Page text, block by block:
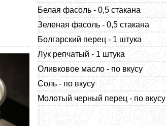
Белая фасоль - 0,5 стакана
Зеленая фасоль - 0,5 стакана
Болгарский перец - 1 штука
Лук репчатый - 1 штука
Оливковое масло - по вкусу
Соль - по вкусу
Молотый черный перец - по вкусу